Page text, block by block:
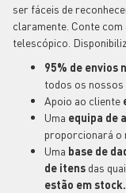
ser fáceis de
claramente. Conte com
telescópico.
95% de envios
todos os nossos
Apoio ao cliente
Uma equipa de
proporcionará o
Uma base de
de itens das
estão em stock.